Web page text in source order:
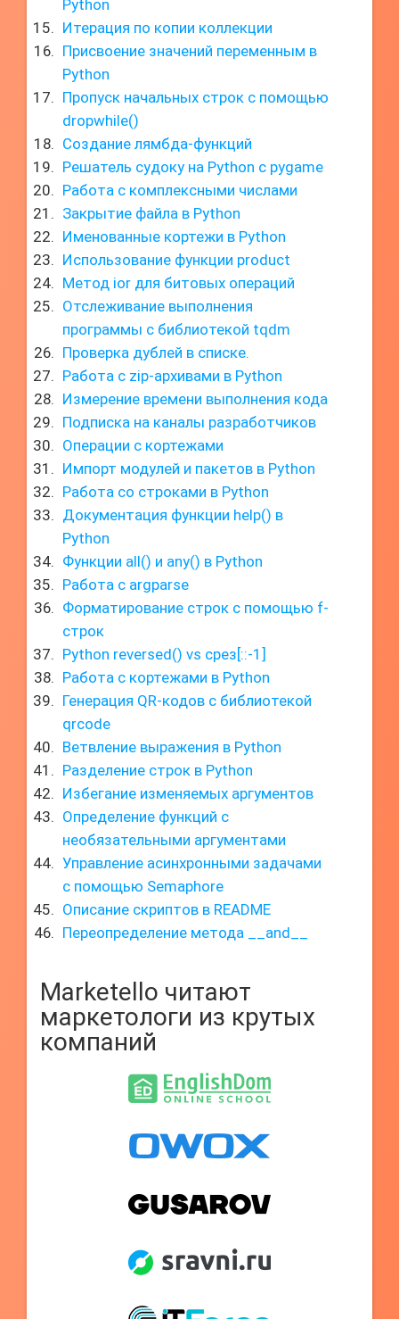
Python
Итерация по копии коллекции
Присвоение значений переменным в
Python
Пропуск начальных строк с помощью
dropwhile()
Создание лямбда-функций
Решатель судоку на Python с pygame
Работа с комплексными числами
Закрытие файла в Python
Именованные кортежи в Python
Использование функции product
Метод ior для битовых операций
Отслеживание выполнения
программы с библиотекой tqdm
Проверка дублей в списке.
Работа с zip-архивами в Python
Измерение времени выполнения кода
Подписка на каналы разработчиков
Операции с кортежами
Импорт модулей и пакетов в Python
Работа со строками в Python
Документация функции help() в
Python
Функции all() и any() в Python
Работа с argparse
Форматирование строк с помощью f-
строк
Python reversed() vs срез[::-1]
Работа с кортежами в Python
Генерация QR-кодов с библиотекой
qrcode
Ветвление выражения в Python
Разделение строк в Python
Избегание изменяемых аргументов
Определение функций с
необязательными аргументами
Управление асинхронными задачами
с помощью Semaphore
Описание скриптов в README
Переопределение метода __and__
Marketello читают
маркетологи из крутых
компаний